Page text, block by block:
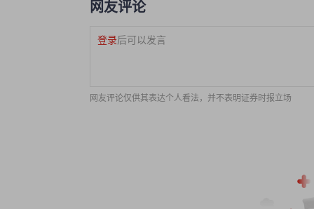
网友评论
登录后可以发言
网友评论仅供其表达个人看法，并不表明证券时报立场